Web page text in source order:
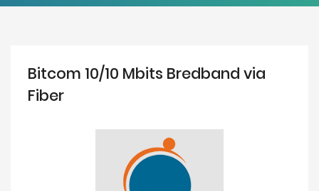
Bitcom 10/10 Mbits Bredband via
Fiber